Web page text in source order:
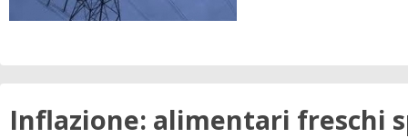
Inflazione: alimentari freschi